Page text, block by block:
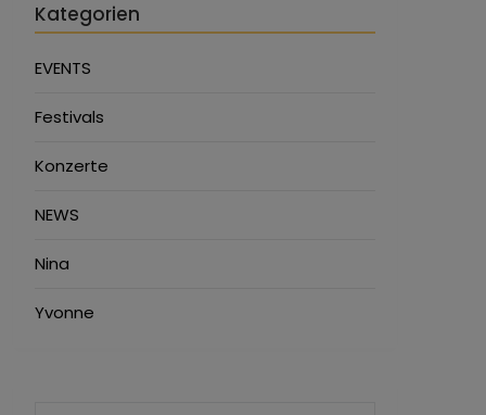
Kategorien
EVENTS
Festivals
Konzerte
NEWS
Nina
Yvonne